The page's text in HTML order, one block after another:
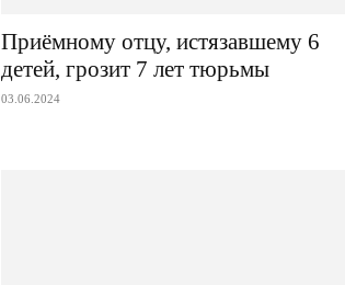
Приёмному отцу, истязавшему 6
детей, грозит 7 лет тюрьмы
03.06.2024